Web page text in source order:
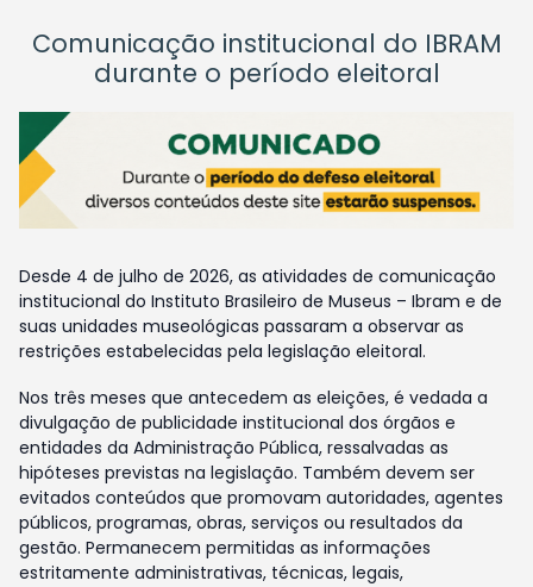
Comunicação institucional do IBRAM
durante o período eleitoral
Desde 4 de julho de 2026, as atividades de comunicação
institucional do Instituto Brasileiro de Museus – Ibram e de
suas unidades museológicas passaram a observar as
restrições estabelecidas pela legislação eleitoral.
Nos três meses que antecedem as eleições, é vedada a
divulgação de publicidade institucional dos órgãos e
entidades da Administração Pública, ressalvadas as
hipóteses previstas na legislação. Também devem ser
evitados conteúdos que promovam autoridades, agentes
públicos, programas, obras, serviços ou resultados da
gestão. Permanecem permitidas as informações
estritamente administrativas, técnicas, legais,